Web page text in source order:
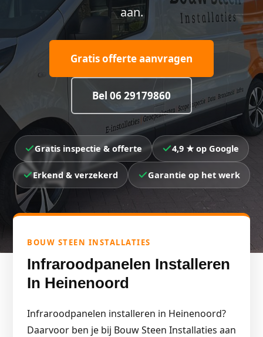
aan.
Gratis offerte aanvragen
Bel 06 29179860
Gratis inspectie & offerte 4,9 ★ op Google
Erkend & verzekerd Garantie op het werk
BOUW STEEN INSTALLATIES
Infraroodpanelen Installeren
In Heinenoord
Infraroodpanelen installeren in Heinenoord?
Daarvoor ben je bij Bouw Steen Installaties aan